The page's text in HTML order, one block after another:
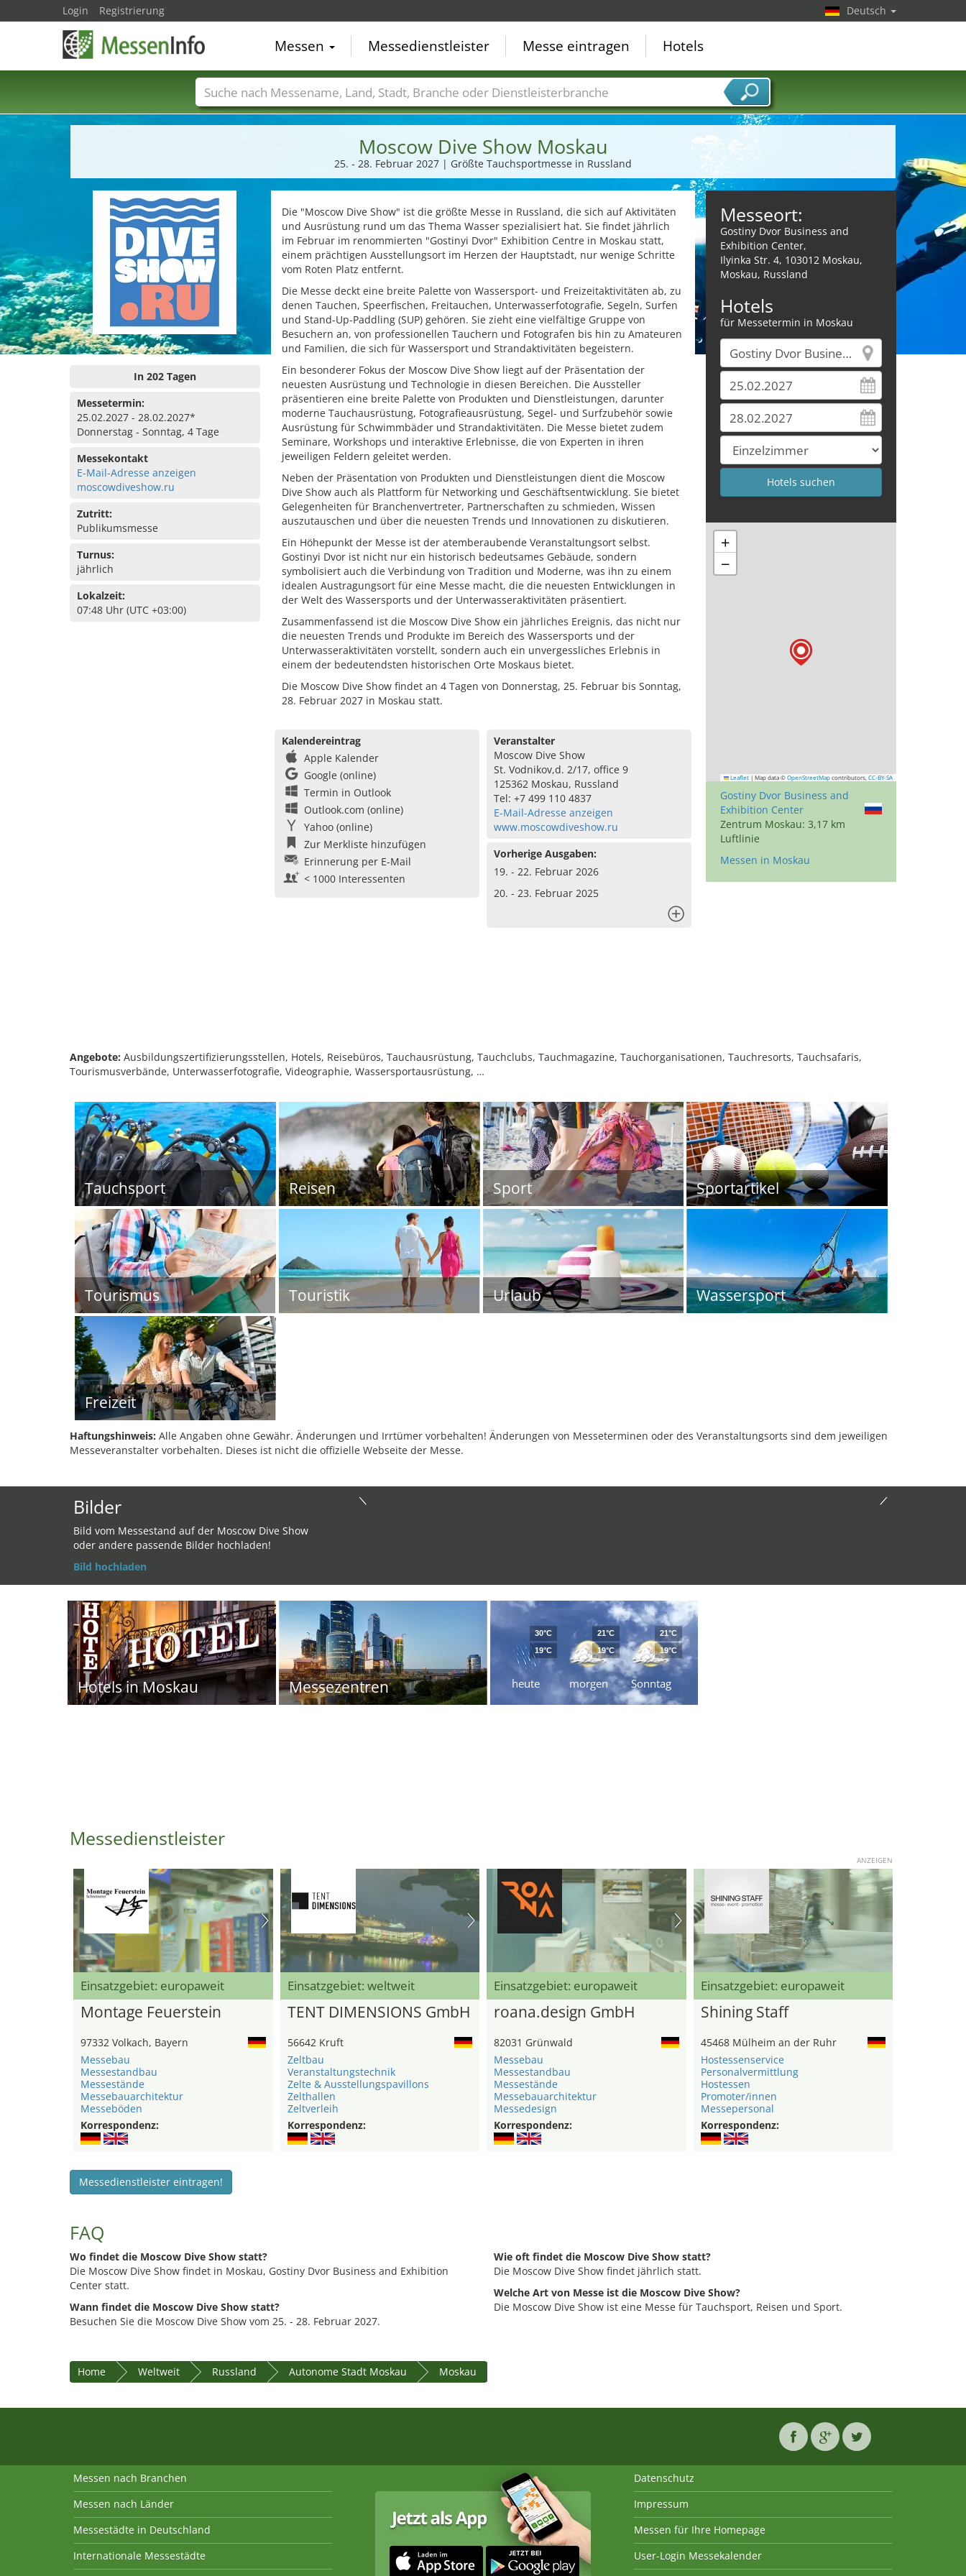
Moscow Dive Show Moskau
25. - 28. Februar 2027 | Größte Tauchsportmesse in Russland
In 202 Tagen
Messetermin:
25.02.2027 - 28.02.2027*
Donnerstag - Sonntag, 4 Tage
Messekontakt
E-Mail-Adresse anzeigen
moscowdiveshow.ru
Zutritt:
Publikumsmesse
Turnus:
jährlich
Lokalzeit:
07:48 Uhr (UTC +03:00)
Die "Moscow Dive Show" ist die größte Messe in Russland, die sich auf Aktivitäten
und Ausrüstung rund um das Thema Wasser spezialisiert hat. Sie findet jährlich
im Februar im renommierten "Gostinyi Dvor" Exhibition Centre in Moskau statt,
einem prächtigen Ausstellungsort im Herzen der Hauptstadt, nur wenige Schritte
vom Roten Platz entfernt.
Die Messe deckt eine breite Palette von Wassersport- und Freizeitaktivitäten ab, zu
denen Tauchen, Speerfischen, Freitauchen, Unterwasserfotografie, Segeln, Surfen
und Stand-Up-Paddling (SUP) gehören. Sie zieht eine vielfältige Gruppe von
Besuchern an, von professionellen Tauchern und Fotografen bis hin zu Amateuren
und Familien, die sich für Wassersport und Strandaktivitäten begeistern.
Ein besonderer Fokus der Moscow Dive Show liegt auf der Präsentation der
neuesten Ausrüstung und Technologie in diesen Bereichen. Die Aussteller
präsentieren eine breite Palette von Produkten und Dienstleistungen, darunter
moderne Tauchausrüstung, Fotografieausrüstung, Segel- und Surfzubehör sowie
Ausrüstung für Schwimmbäder und Strandaktivitäten. Die Messe bietet zudem
Seminare, Workshops und interaktive Erlebnisse, die von Experten in ihren
jeweiligen Feldern geleitet werden.
Neben der Präsentation von Produkten und Dienstleistungen dient die Moscow
Dive Show auch als Plattform für Networking und Geschäftsentwicklung. Sie bietet
Gelegenheiten für Branchenvertreter, Partnerschaften zu schmieden, Wissen
auszutauschen und über die neuesten Trends und Innovationen zu diskutieren.
Ein Höhepunkt der Messe ist der atemberaubende Veranstaltungsort selbst.
Gostinyi Dvor ist nicht nur ein historisch bedeutsames Gebäude, sondern
symbolisiert auch die Verbindung von Tradition und Moderne, was ihn zu einem
idealen Austragungsort für eine Messe macht, die die neuesten Entwicklungen in
der Welt des Wassersports und der Unterwasseraktivitäten präsentiert.
Zusammenfassend ist die Moscow Dive Show ein jährliches Ereignis, das nicht nur
die neuesten Trends und Produkte im Bereich des Wassersports und der
Unterwasseraktivitäten vorstellt, sondern auch ein unvergessliches Erlebnis in
einem der bedeutendsten historischen Orte Moskaus bietet.
Die Moscow Dive Show findet an 4 Tagen von Donnerstag, 25. Februar bis Sonntag,
28. Februar 2027 in Moskau statt.
Kalendereintrag
Apple Kalender
Google (online)
Termin in Outlook
Outlook.com (online)
Yahoo (online)
Zur Merkliste hinzufügen
Erinnerung per E-Mail
< 1000 Interessenten
Veranstalter
Moscow Dive Show
St. Vodnikov,d. 2/17, office 9
125362 Moskau, Russland
Tel: +7 499 110 4837
E-Mail-Adresse anzeigen
www.moscowdiveshow.ru
Vorherige Ausgaben:
19. - 22. Februar 2026
20. - 23. Februar 2025
Messeort:
Gostiny Dvor Business and
Exhibition Center,
Ilyinka Str. 4, 103012 Moskau,
Moskau, Russland
Hotels
für Messetermin in Moskau
+
−
Leaflet | Map data © OpenStreetMap contributors, CC-BY-SA
Gostiny Dvor Business and
Exhibition Center
Zentrum Moskau: 3,17 km
Luftlinie
Messen in Moskau
Angebote: Ausbildungszertifizierungsstellen, Hotels, Reisebüros, Tauchausrüstung, Tauchclubs, Tauchmagazine, Tauchorganisationen, Tauchresorts, Tauchsafaris,
Tourismusverbände, Unterwasserfotografie, Videographie, Wassersportausrüstung, …
Tauchsport Reisen Sport Sportartikel
Tourismus Touristik Urlaub Wassersport
Freizeit
Haftungshinweis: Alle Angaben ohne Gewähr. Änderungen und Irrtümer vorbehalten! Änderungen von Messeterminen oder des Veranstaltungsorts sind dem jeweiligen
Messeveranstalter vorbehalten. Dieses ist nicht die offizielle Webseite der Messe.
Bilder
Bild vom Messestand auf der Moscow Dive Show
oder andere passende Bilder hochladen!
Bild hochladen
Hotels in Moskau Messezentren heute
30°C
19°C
morgen
21°C
19°C
Sonntag
21°C
19°C
Messedienstleister
ANZEIGEN
Einsatzgebiet: europaweit
Montage Feuerstein
97332 Volkach, Bayern
Messebau
Messestandbau
Messestände
Messebauarchitektur
Messeböden
Korrespondenz:
Einsatzgebiet: weltweit
TENT DIMENSIONS GmbH
56642 Kruft
Zeltbau
Veranstaltungstechnik
Zelte & Ausstellungspavillons
Zelthallen
Zeltverleih
Korrespondenz:
Einsatzgebiet: europaweit
roana.design GmbH
82031 Grünwald
Messebau
Messestandbau
Messestände
Messebauarchitektur
Messedesign
Korrespondenz:
Einsatzgebiet: europaweit
Shining Staff
45468 Mülheim an der Ruhr
Hostessenservice
Personalvermittlung
Hostessen
Promoter/innen
Messepersonal
Korrespondenz:
Messedienstleister eintragen!
FAQ
Wo findet die Moscow Dive Show statt?
Die Moscow Dive Show findet in Moskau, Gostiny Dvor Business and Exhibition
Center statt.
Wann findet die Moscow Dive Show statt?
Besuchen Sie die Moscow Dive Show vom 25. - 28. Februar 2027.
Wie oft findet die Moscow Dive Show statt?
Die Moscow Dive Show findet jährlich statt.
Welche Art von Messe ist die Moscow Dive Show?
Die Moscow Dive Show ist eine Messe für Tauchsport, Reisen und Sport.
Home Weltweit Russland Autonome Stadt Moskau Moskau
Login Registrierung Deutsch
Messen Messedienstleister Messe eintragen Hotels
Messenamen Länder Städte Branchen Dienstleisterbranchen
Messen nach Branchen
Messen nach Länder
Messestädte in Deutschland
Internationale Messestädte
Datenschutz
Impressum
Messen für Ihre Homepage
User-Login Messekalender